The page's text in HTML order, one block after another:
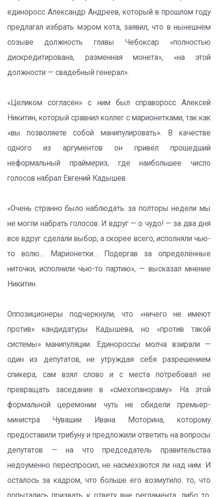
единоросс Александр Андреев, который в прошлом году
предлагал избрать мэром кота, заявил, что в нынешнем
созыве должность главы Чебоксар «полностью
дискредитирована, разменная монета», «на этой
должности — свадебный генерал».
«Целиком согласен» с ним был справоросс Алексей
Никитин, который сравнил коллег с марионетками, так как
«вы позволяете собой манипулировать». В качестве
одного из аргументов он привёл прошедший
неформальный праймериз, где наибольшее число
голосов набрал Евгений Кадышев.
«Очень странно было наблюдать: за полторы недели мы
не могли набрать голосов. И вдруг — о чудо! — за два дня
все вдруг сделали выбор, а скорее всего, исполняли чью-
то волю… Марионетки… Подергав за определённые
ниточки, исполнили чью-то партию», — высказал мнение
Никитин.
Оппозиционеры подчеркнули, что «ничего не имеют
против» кандидатуры Кадышева, но «против такой
системы» манипуляции. Единороссы молча взирали —
один из депутатов, не утруждая себя разрешением
спикера, сам взял слово и с места потребовал не
превращать заседание в «смехопанораму». На этой
формальной церемонии чуть не обидели премьер-
министра Чувашии Ивана Моторина, которому
предоставили трибуну и предложили ответить на вопросы
депутатов — на что председатель правительства
недоуменно переспросил, не насмехаются ли над ним. И
осталось за кадром, что больше его возмутило: то, что